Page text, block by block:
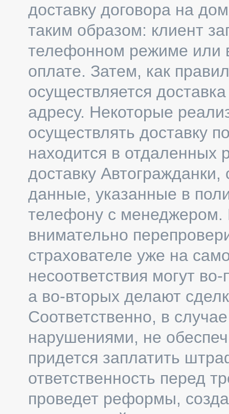
доставку договора на
таким образом: клиент
телефонном режиме или
оплате. Затем, как
осуществляется
адресу. Некоторые
осуществлять доставку
находится в отдаленных
доставку
данные, указанные в
телефону с менеджером.
внимательно
страхователе уже на
несоответствия могут
а во-вторых делают
Соответственно, в
нарушениями, не
придется заплатить
ответственность перед
проведет реформы,